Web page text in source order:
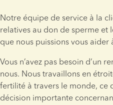
Notre équipe de service à la
relatives au don de sperme et
que nous puissions vous aider
Vous n’avez pas besoin d’un
nous. Nous travaillons en
fertilité à travers le monde, ce
décision importante